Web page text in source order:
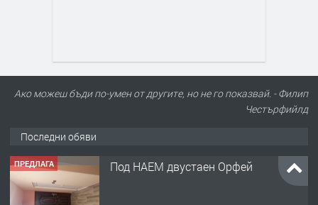
Ако можеш бъди по-умен от другите, но не го показвай. - Филип
Честърфийлд
Последни обяви
ПРЕДЛАГА Под НАЕМ двустаен Орфей